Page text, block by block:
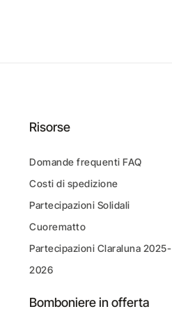
Risorse
Domande frequenti FAQ
Costi di spedizione
Partecipazioni Solidali
Cuorematto
Partecipazioni Claraluna 2025-
2026
Bomboniere in offerta